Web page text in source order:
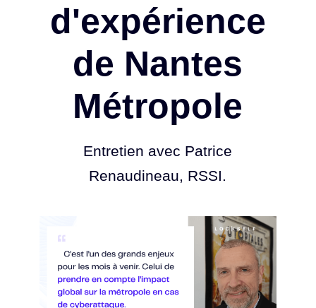
d'expérience
de Nantes
Métropole
Entretien avec Patrice
Renaudineau, RSSI.